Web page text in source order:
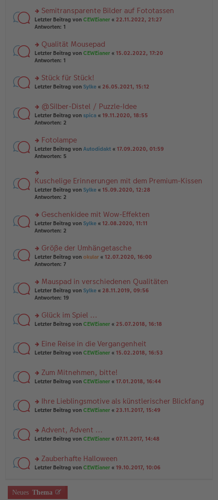
tr
a
g
e
n
er
tr
a
g
n
g
el
e
n
er
tr
a
rs
te
n
g
el
e
n
ei
tr
a
Semitransparente Bilder auf Fototassen
Letzter Beitrag von CEWEianer « 22.11.2022, 21:27
Antworten: 1
rs
te
n
g
es
e
n
er
ei
tr
a
Qualität Mousepad
Letzter Beitrag von CEWEianer « 15.02.2022, 17:20
Antworten: 1
rs
u
n
g
es
e
n
er
ei
tr
a
g
Stück für Stück!
Letzter Beitrag von Sylke « 26.05.2021, 15:12
rs
te
n
g
el
e
n
er
B
a
g
@Silber-Distel / Puzzle-Idee
Letzter Beitrag von spica « 19.11.2020, 18:55
Antworten: 2
rs
te
u
n
g
el
es
n
er
B
a
g
Fotolampe
Letzter Beitrag von Autodidakt « 17.09.2020, 01:59
Antworten: 5
rs
te
r
g
el
es
n
er
B
ei
a
g
Kuschelige Erinnerungen mit dem Premium-Kissen
Letzter Beitrag von Sylke « 15.09.2020, 12:28
Antworten: 2
rs
te
n
g
el
e
n
er
tr
a
Geschenkidee mit Wow-Effekten
Letzter Beitrag von Sylke « 12.08.2020, 11:11
Antworten: 2
rs
te
n
g
el
e
n
ei
tr
Größe der Umhängetasche
Letzter Beitrag von okular « 12.07.2020, 16:00
Antworten: 7
rs
te
n
g
es
e
n
B
ei
tr
g
Mauspad in verschiedenen Qualitäten
Letzter Beitrag von Sylke « 28.11.2019, 09:56
Antworten: 19
rs
u
n
es
e
B
ei
g
Glück im Spiel ...
Letzter Beitrag von CEWEianer « 25.07.2018, 16:18
rs
u
n
es
e
B
ei
g
Eine Reise in die Vergangenheit
Letzter Beitrag von CEWEianer « 15.02.2018, 16:53
rs
u
n
es
e
B
ei
g
Zum Mitnehmen, bitte!
Letzter Beitrag von CEWEianer « 17.01.2018, 16:44
rs
u
n
es
e
B
ei
Ihre Lieblingsmotive als künstlerischer Blickfang
Letzter Beitrag von CEWEianer « 23.11.2017, 15:49
rs
u
n
es
e
Advent, Advent ...
Letzter Beitrag von CEWEianer « 07.11.2017, 14:48
rs
u
n
Zauberhafte Halloween
Letzter Beitrag von CEWEianer « 19.10.2017, 10:06
Neues Thema